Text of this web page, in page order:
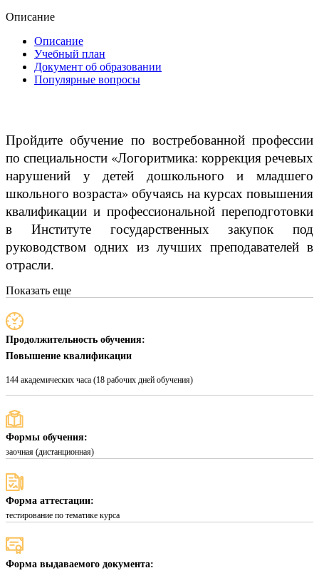
Описание
Описание
Учебный план
Документ об образовании
Популярные вопросы
Пройдите обучение по востребованной профессии
по специальности «Логоритмика: коррекция речевых
нарушений у детей дошкольного и младшего
школьного возраста» обучаясь на курсах повышения
квалификации и профессиональной переподготовки
в Институте государственных закупок под
руководством одних из лучших преподавателей в
отрасли.
Показать еще
Продолжительность обучения:
Повышение квалификации
144 академических часа (18 рабочих дней обучения)
Формы обучения:
заочная (дистанционная)
Форма аттестации:
тестирование по тематике курса
Форма выдаваемого документа: